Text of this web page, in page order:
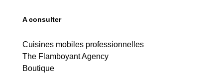
A consulter
Cuisines mobiles professionnelles
The Flamboyant Agency
Boutique